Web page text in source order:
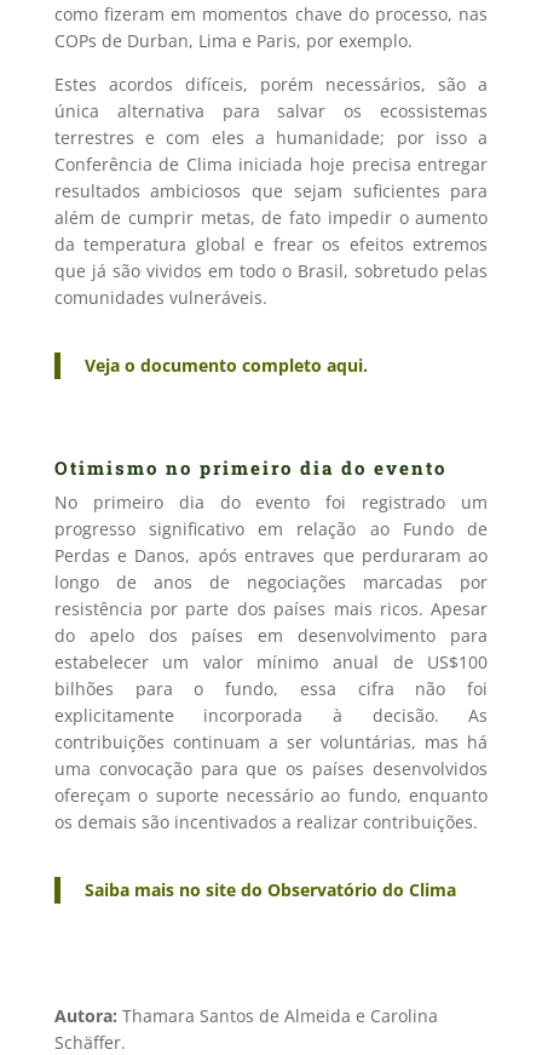
como fizeram em momentos chave do processo, nas
COPs de Durban, Lima e Paris, por exemplo.
Estes acordos difíceis, porém necessários, são a
única alternativa para salvar os ecossistemas
terrestres e com eles a humanidade; por isso a
Conferência de Clima iniciada hoje precisa entregar
resultados ambiciosos que sejam suficientes para
além de cumprir metas, de fato impedir o aumento
da temperatura global e frear os efeitos extremos
que já são vividos em todo o Brasil, sobretudo pelas
comunidades vulneráveis.
Veja o documento completo aqui.
Otimismo no primeiro dia do evento
No primeiro dia do evento foi registrado um
progresso significativo em relação ao Fundo de
Perdas e Danos, após entraves que perduraram ao
longo de anos de negociações marcadas por
resistência por parte dos países mais ricos. Apesar
do apelo dos países em desenvolvimento para
estabelecer um valor mínimo anual de US$100
bilhões para o fundo, essa cifra não foi
explicitamente incorporada à decisão. As
contribuições continuam a ser voluntárias, mas há
uma convocação para que os países desenvolvidos
ofereçam o suporte necessário ao fundo, enquanto
os demais são incentivados a realizar contribuições.
Saiba mais no site do Observatório do Clima
Autora: Thamara Santos de Almeida e Carolina
Schäffer.